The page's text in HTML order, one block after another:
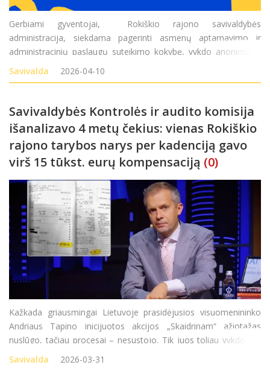
Gerbiami gyventojai, Rokiškio rajono savivaldybės
administracija, siekdama pagerinti asmenų aptarnavimo ir
administracinių paslaugų suteikimo kokybę, vykdo anonimines
asmenų apklausas. Kviečiame pareikšti savo nuomonę užpildant
anketas internete, tiesiogiai atvykus į Roki&s
Savivalda 2026-04-10
Savivaldybės Kontrolės ir audito komisija
išanalizavo 4 metų čekius: vienas Rokiškio
rajono tarybos narys per kadenciją gavo
virš 15 tūkst. eurų kompensaciją (0)
Kažkada griausmingai Lietuvoje prasidėjusios visuomenininko
Andriaus Tapino inicijuotos akcijos „Skaidrinam“ ažiotažas
nuslūgo, tačiau procesai – nesustojo. Tik juos toliau vykdo jau
nebe žurnalisto komanda, o – teisėsaugos pareigūnai. Pastarieji
Savivalda 2026-03-31